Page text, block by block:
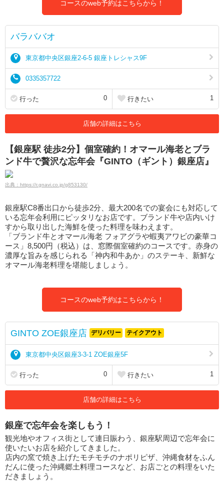
コースのweb予約はこちらから！
バラババオ
東京都中央区銀座2-6-5 銀座トレシャス9F
0335357722
行った 0 行きたい 1
店舗の詳細はこちら
【銀座駅 徒歩2分】個室確約！オマール海老とブラ
ンド牛で贅沢な忘年会『GINTO（ギント）銀座店』
出典：https://r.gnavi.co.jp/g853130/
銀座駅C8番出口から徒歩2分、最大200名での宴会にも対応して
いる忘年会利用にピッタリなお店です。ブランド牛や店内いけ
すから取り出した海鮮を使った料理を味わえます。
「ブランド牛とオマール海老 フォアグラや蝦夷アワビの豪華コ
ース」8,500円（税込）は、窓際個室確約のコースです。赤身の
濃厚な旨みを感じられる「神内和牛あか」のステーキ、新鮮な
オマール海老料理を堪能しましょう。
コースのweb予約はこちらから！
GINTO ZOE銀座店 デリバリー テイクアウト
東京都中央区銀座3-3-1 ZOE銀座5F
行った 0 行きたい 1
店舗の詳細はこちら
銀座で忘年会を楽しもう！
観光地やオフィス街として連日賑わう、銀座駅周辺で忘年会に
使いたいお店を紹介してきました。
店内の窯で焼き上げたモチモチのナポリピザ、沖縄食材をふん
だんに使った沖縄郷土料理コースなど、お店ごとの料理をいた
だきましょう。